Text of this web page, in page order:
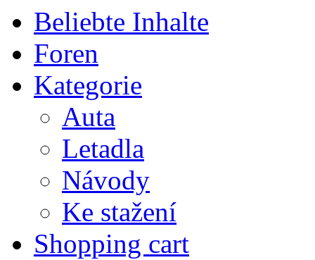
Beliebte Inhalte
Foren
Kategorie
Auta
Letadla
Návody
Ke stažení
Shopping cart